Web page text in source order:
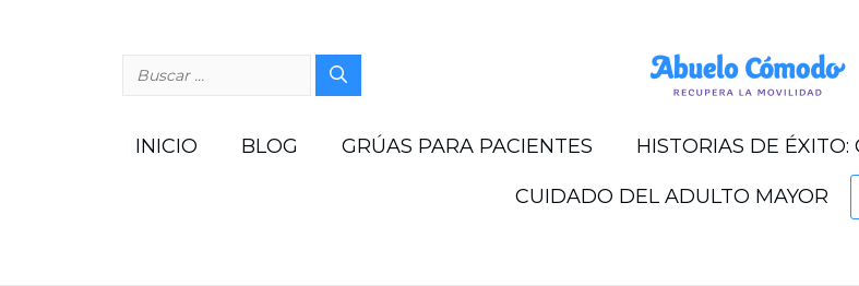
Buscar:
INICIO BLOG GRÚAS PARA PACIENTES HISTORIAS DE
CUIDADO DEL ADULTO MAYOR